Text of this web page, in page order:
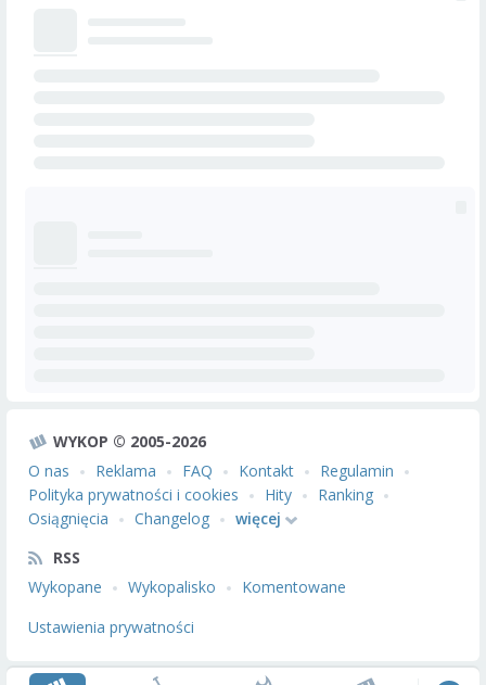
WYKOP © 2005-2026
O nas
Reklama FAQ Kontakt
Regulamin
Polityka prywatności i cookies
Hity
Ranking
Osiągnięcia
Changelog
więcej
RSS
Wykopane
Wykopalisko
Komentowane
Ustawienia prywatności